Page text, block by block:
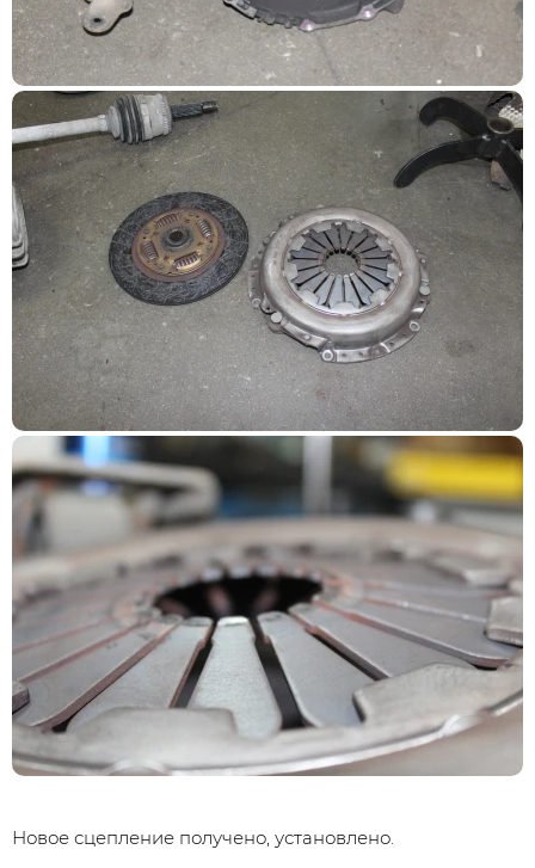
Новое сцепление получено, установлено.